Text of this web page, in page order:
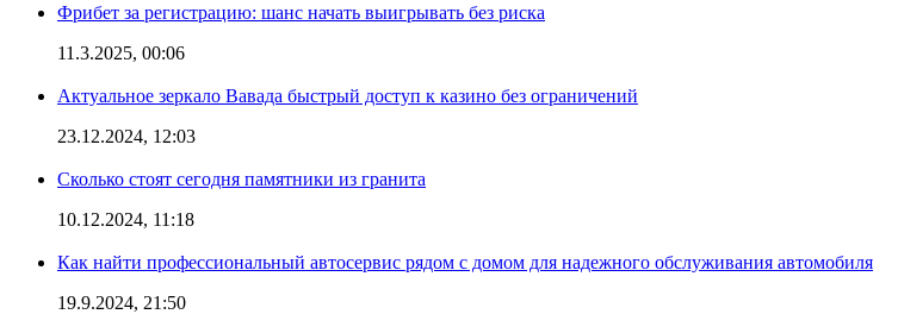
Фрибет за регистрацию: шанс начать выигрывать без риска
11.3.2025, 00:06
Актуальное зеркало Вавада быстрый доступ к казино без ограничений
23.12.2024, 12:03
Сколько стоят сегодня памятники из гранита
10.12.2024, 11:18
Как найти профессиональный автосервис рядом с домом для надежного обслуживания автомобиля
19.9.2024, 21:50